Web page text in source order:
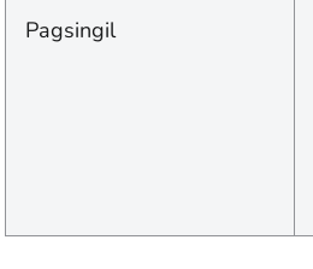
Pagsingil